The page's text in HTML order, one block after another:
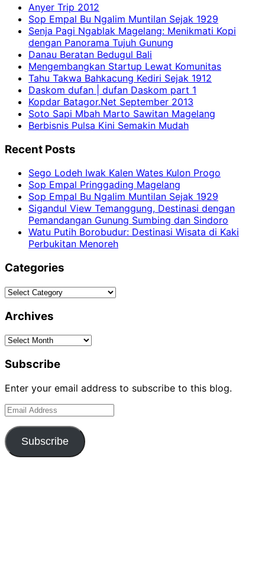
Anyer Trip 2012
Sop Empal Bu Ngalim Muntilan Sejak 1929
Senja Pagi Ngablak Magelang: Menikmati Kopi
dengan Panorama Tujuh Gunung
Danau Beratan Bedugul Bali
Mengembangkan Startup Lewat Komunitas
Tahu Takwa Bahkacung Kediri Sejak 1912
Daskom dufan | dufan Daskom part 1
Kopdar Batagor.Net September 2013
Soto Sapi Mbah Marto Sawitan Magelang
Berbisnis Pulsa Kini Semakin Mudah
Recent Posts
Sego Lodeh Iwak Kalen Wates Kulon Progo
Sop Empal Pringgading Magelang
Sop Empal Bu Ngalim Muntilan Sejak 1929
Sigandul View Temanggung, Destinasi dengan
Pemandangan Gunung Sumbing dan Sindoro
Watu Putih Borobudur: Destinasi Wisata di Kaki
Perbukitan Menoreh
Categories
Categories
Archives
Archives
Subscribe
Enter your email address to subscribe to this blog.
Email
Address
Subscribe